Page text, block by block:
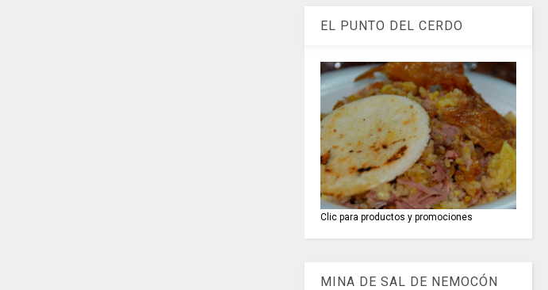
EL PUNTO DEL CERDO
Clic para productos y promociones
MINA DE SAL DE NEMOCÓN